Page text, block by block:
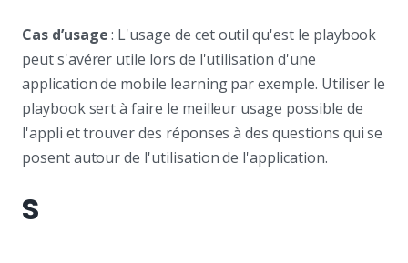
Cas d’usage: L'usage de cet outil qu'est le playbook
peut s'avérer utile lors de l'utilisation d'une
application de mobile learning par exemple. Utiliser le
playbook sert à faire le meilleur usage possible de
l'appli et trouver des réponses à des questions qui se
posent autour de l'utilisation de l'application.
S